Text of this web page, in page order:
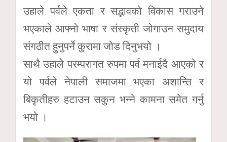
उहाले पर्वले एकता र सद्भावको विकास गराउने
भएकाले आफ्नो भाषा र संस्कृती जोगाउन समुदाय
संगठीत हुनुपर्ने कुरामा जोड दिनुभयो ।
साथै उहाले परम्परागत रुपमा पर्व मनाईदै आएको र
यो पर्वले नेपाली समाजमा भएका अशान्ति र
बिकृतीहरु हटाउन सकुन भन्ने कामना समेत गर्नु
भयो ।